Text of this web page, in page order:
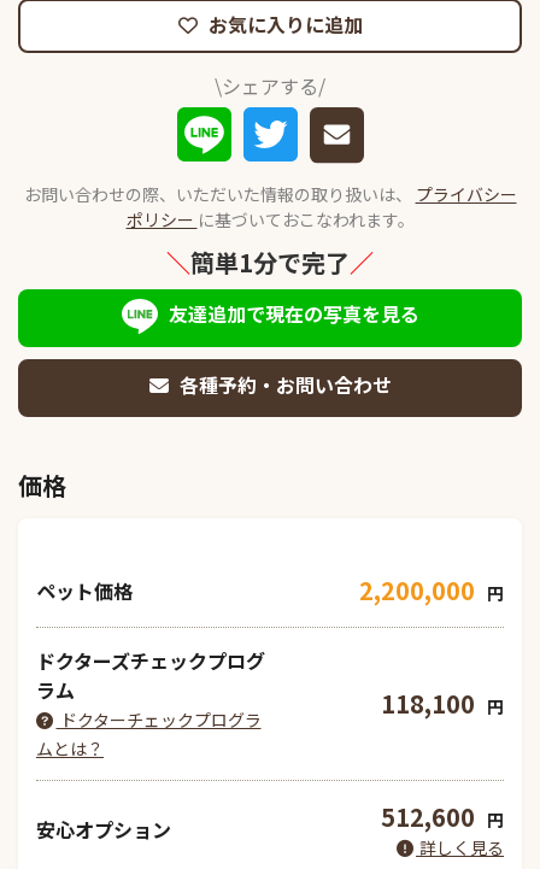
お気に入りに追加
\シェアする/
お問い合わせの際、いただいた情報の取り扱いは、 プライバシー
ポリシー に基づいておこなわれます。
＼簡単1分で完了／
友達追加で現在の写真を見る
各種予約・お問い合わせ
価格
ペット価格 2,200,000 円
ドクターズチェックプログ
ラム
ドクターチェックプログラ
ムとは？
118,100 円
安心オプション 512,600 円
詳しく見る